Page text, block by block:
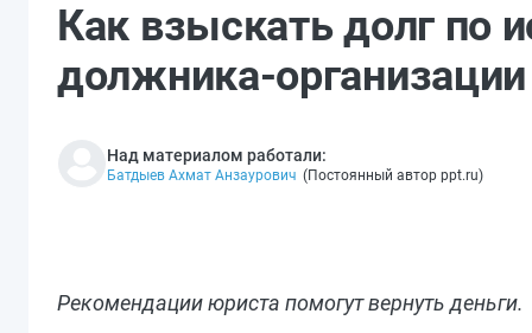
07.08
Важно Разработают единые критерии
Как взыскать долг по
должника-организации
Над материалом работали:
Батдыев Ахмат Анзаурович (Постоянный автор ppt.ru)
Рекомендации юриста помогут вернуть деньги.